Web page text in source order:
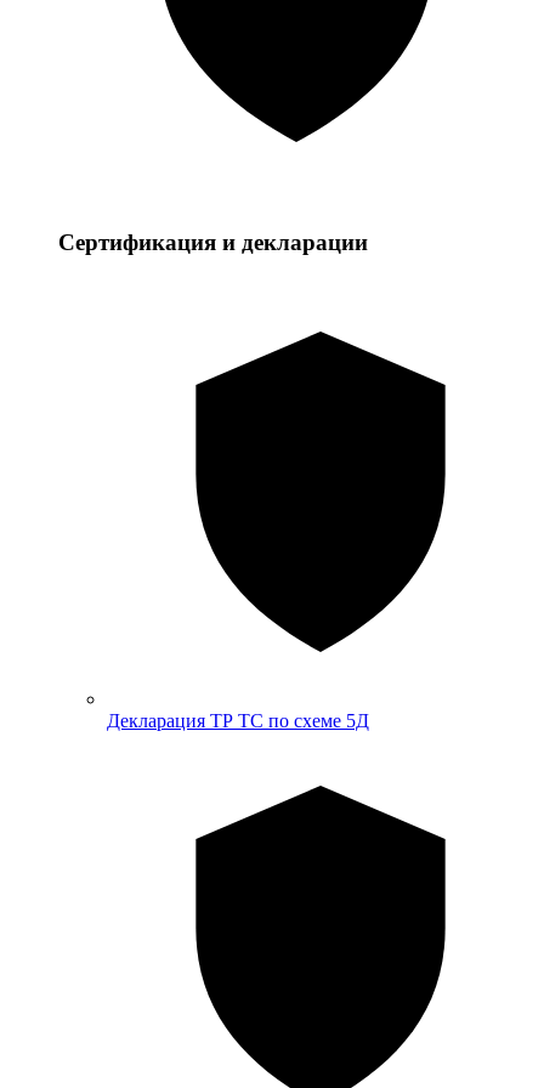
Сертификация и декларации
Декларация ТР ТС по схеме 5Д